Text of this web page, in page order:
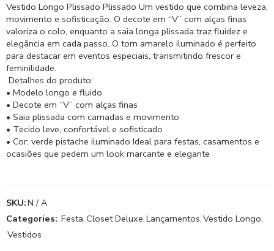
Vestido Longo Plissado Plissado Um vestido que combina leveza,
movimento e sofisticação. O decote em “V” com alças finas
valoriza o colo, enquanto a saia longa plissada traz fluidez e
elegância em cada passo. O tom amarelo iluminado é perfeito
para destacar em eventos especiais, transmitindo frescor e
feminilidade.
Detalhes do produto:
• Modelo longo e fluido
• Decote em “V” com alças finas
• Saia plissada com camadas e movimento
• Tecido leve, confortável e sofisticado
• Cor: verde pistache iluminado Ideal para festas, casamentos e
ocasiões que pedem um look marcante e elegante
SKU:N / A
Categories: Festa,Closet Deluxe,Lançamentos,Vestido Longo,
Vestidos